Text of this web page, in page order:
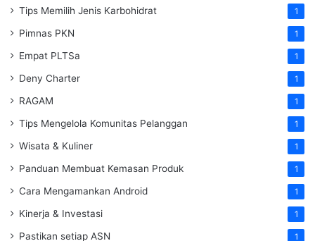
Tips Memilih Jenis Karbohidrat 1
Pimnas PKN 1
Empat PLTSa 1
Deny Charter 1
RAGAM 1
Tips Mengelola Komunitas Pelanggan 1
Wisata & Kuliner 1
Panduan Membuat Kemasan Produk 1
Cara Mengamankan Android 1
Kinerja & Investasi 1
Pastikan setiap ASN 1